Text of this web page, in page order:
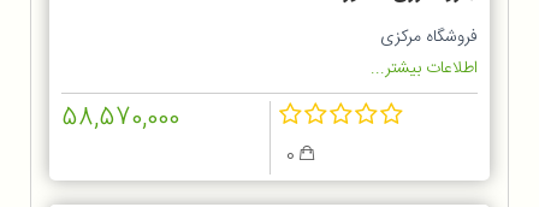
فروشگاه مرکزی
اطلاعات بیشتر...
58,570,000